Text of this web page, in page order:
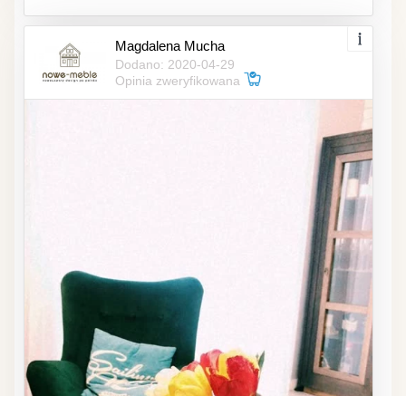
Magdalena Mucha
Dodano: 2020-04-29
Opinia zweryfikowana